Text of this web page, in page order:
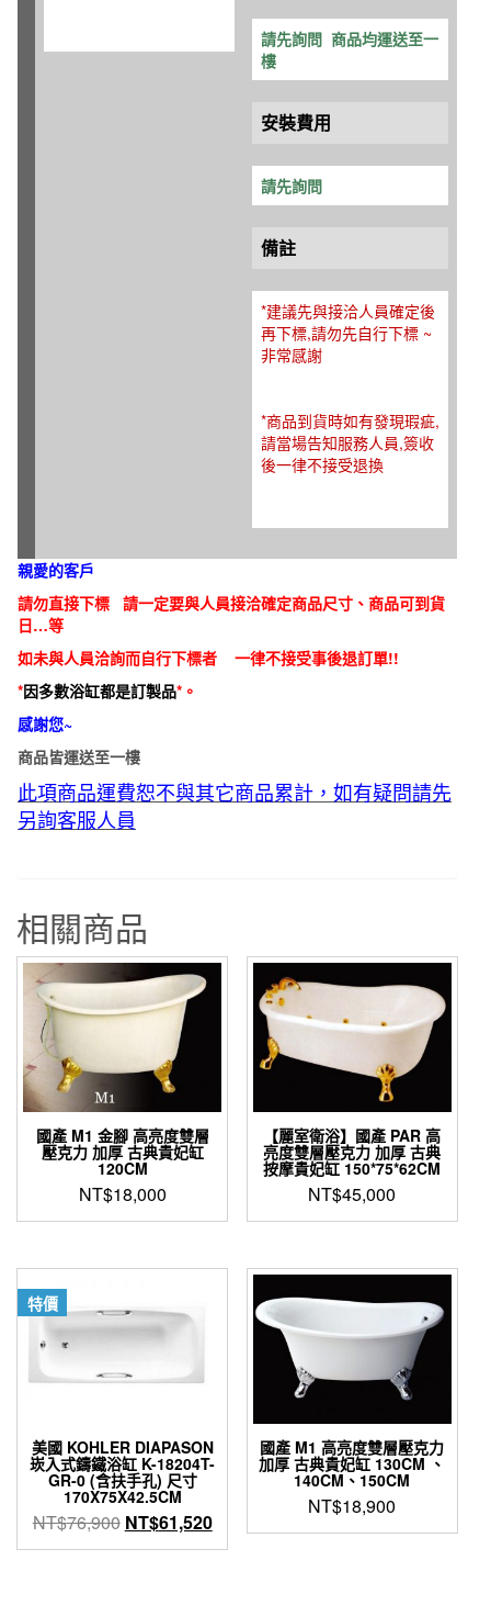
請先詢問 商品均運送至一
樓
安裝費用
請先詢問
備註
*建議先與接洽人員確定後
再下標,請勿先自行下標 ~
非常感謝
*商品到貨時如有發現瑕疵,
請當場告知服務人員,簽收
後一律不接受退換
親愛的客戶
請勿直接下標 請一定要與人員接洽確定商品尺寸、商品可到貨
日…等
如未與人員洽詢而自行下標者 一律不接受事後退訂單!!
*因多數浴缸都是訂製品*。
感謝您~
商品皆運送至一樓
此項商品運費恕不與其它商品累計，如有疑問請先
另詢客服人員
相關商品
國產 M1 金腳 高亮度雙層
壓克力 加厚 古典貴妃缸
120CM
NT$18,000
【麗室衛浴】國產 PAR 高
亮度雙層壓克力 加厚 古典
按摩貴妃缸 150*75*62CM
NT$45,000
特價
美國 KOHLER DIAPASON
崁入式鑄鐵浴缸 K-18204T-
GR-0 (含扶手孔) 尺寸
170X75X42.5CM
NT$76,900 原
始
NT$61,520目
前
國產 M1 高亮度雙層壓克力
加厚 古典貴妃缸 130CM 、
140CM、150CM
NT$18,900